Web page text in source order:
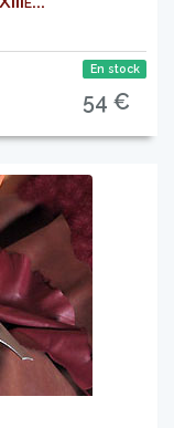
En stock
54 €